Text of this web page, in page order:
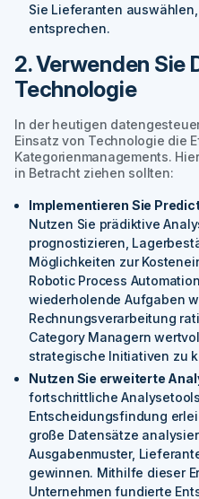
Sie Lieferanten
entsprechen.
2. Verwenden Sie
Technologie
In der heutigen
Einsatz von Technologie die
Kategorienmanagements.
in Betracht ziehen sollten:
Implementieren Sie
Nutzen Sie prädiktive
prognostizieren,
Möglichkeiten zur
Robotic Process
wiederholende Aufgaben
Rechnungsverarbeitung
Category Managern
strategische Initiativen zu
Nutzen Sie erweiterte
fortschrittliche
Entscheidungsfindung
große Datensätze
Ausgabenmuster,
gewinnen. Mithilfe dieser
Unternehmen fundierte